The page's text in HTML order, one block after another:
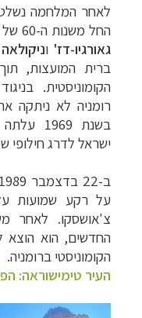
לאחר המלחמה
החל משנות ה-60 של המאה ה-20 ניהלו שליטיה,
גאורגיו-דז' ו
ברית המועצות,
הקומוניסטית.
רומניה לא ניתקה
בשנת
ישראל לדרג חילופי
על רקע שמועות
צ'אושסקו. לאחר
החדשים, הוא הוצא
הקומוניסטי ברומניה.
העיר טימישוראה: